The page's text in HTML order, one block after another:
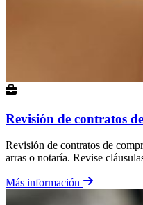
Revisión de contratos
Revisión de contratos de
arras o notaría. Revise
Más información